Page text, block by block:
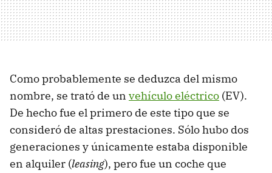
Como probablemente se deduzca del mismo
nombre, se trató de un vehículo eléctrico (EV).
De hecho fue el primero de este tipo que se
consideró de altas prestaciones. Sólo hubo dos
generaciones y únicamente estaba disponible
en alquiler (leasing), pero fue un coche que